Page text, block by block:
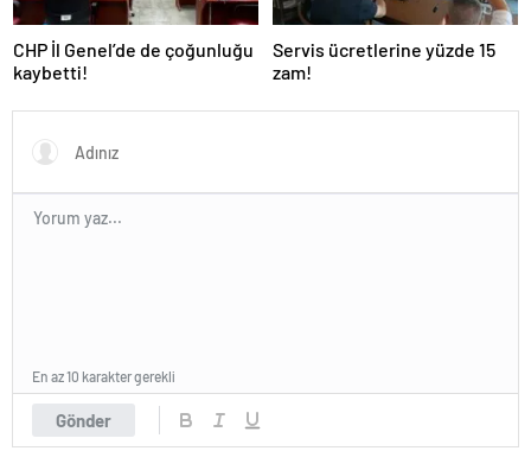
CHP İl Genel’de de çoğunluğu
kaybetti!
Servis ücretlerine yüzde 15
zam!
Gönder
En az 10 karakter gerekli